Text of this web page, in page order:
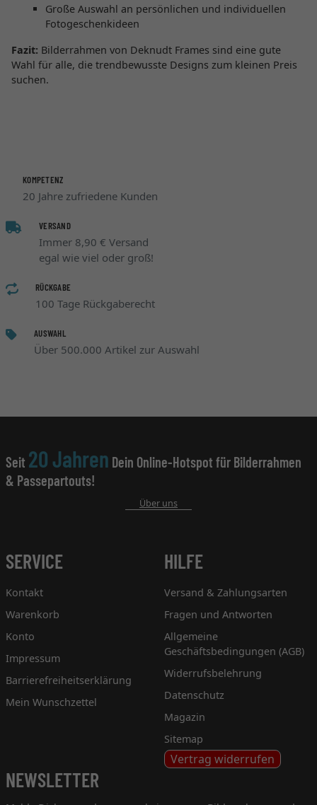
Große Auswahl an persönlichen und individuellen
Fotogeschenkideen
Fazit: Bilderrahmen von Deknudt Frames sind eine gute
Wahl für alle, die trendbewusste Designs zum kleinen Preis
suchen.
KOMPETENZ
20 Jahre zufriedene Kunden
VERSAND
Immer 8,90 € Versand
egal wie viel oder groß!
RÜCKGABE
100 Tage Rückgaberecht
AUSWAHL
Über 500.000 Artikel zur Auswahl
Seit 20 Jahren Dein Online-Hotspot für Bilderrahmen
& Passepartouts!
Über uns
SERVICE
Kontakt
Warenkorb
Konto
Impressum
Barrierefreiheitserklärung
Mein Wunschzettel
HILFE
Versand & Zahlungsarten
Fragen und Antworten
Allgemeine
Geschäftsbedingungen (AGB)
Widerrufsbelehrung
Datenschutz
Magazin
Sitemap
Vertrag widerrufen
NEWSLETTER